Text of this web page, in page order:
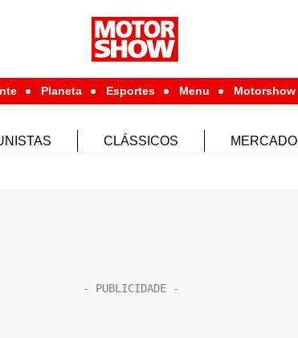
Planeta Esportes Menu Motorshow
CLÁSSICOS MERCADO